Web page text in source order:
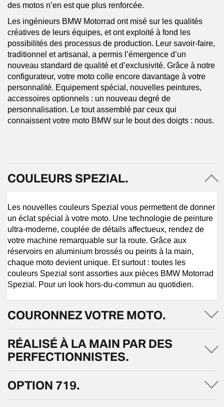
des motos n’en est que plus renforcée.
Les ingénieurs BMW Motorrad ont misé sur les qualités
créatives de leurs équipes, et ont exploité à fond les
possibilités des processus de production. Leur savoir-faire,
traditionnel et artisanal, a permis l’émergence d’un
nouveau standard de qualité et d’exclusivité. Grâce à notre
configurateur, votre moto colle encore davantage à votre
personnalité. Equipement spécial, nouvelles peintures,
accessoires optionnels : un nouveau degré de
personnalisation. Le tout assemblé par ceux qui
connaissent votre moto BMW sur le bout des doigts : nous.
COULEURS SPEZIAL.
Les nouvelles couleurs Spezial vous permettent de donner
un éclat spécial à votre moto. Une technologie de peinture
ultra-moderne, couplée de détails affectueux, rendez de
votre machine remarquable sur la route. Grâce aux
réservoirs en aluminium brossés ou peints à la main,
chaque moto devient unique. Et surtout : toutes les
couleurs Spezial sont assorties aux pièces BMW Motorrad
Spezial. Pour un look hors-du-commun au quotidien.
COURONNEZ VOTRE MOTO.
RÉALISÉ À LA MAIN PAR DES
PERFECTIONNISTES.
OPTION 719.